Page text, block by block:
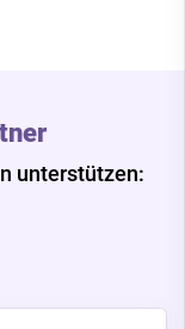
unterstützen: